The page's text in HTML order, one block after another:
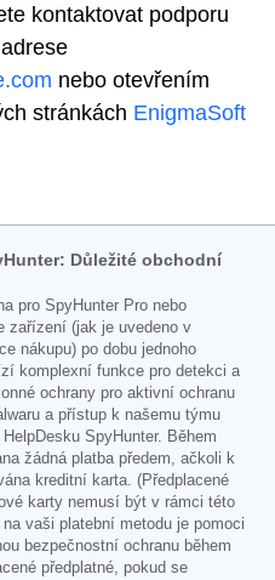
kontaktovat podporu
adrese
nebo otevřením
stránkách EnigmaSoft
Důležité obchodní
pro SpyHunter Pro nebo
zařízení (jak je uvedeno v
nákupu) po dobu jednoho
komplexní funkce pro detekci a
ochrany pro aktivní ochranu
a přístup k našemu týmu
SpyHunter. Během
žádná platba předem, ačkoli k
kreditní karta. (Předplacené
karty nemusí být v rámci této
vaši platební metodu je pomoci
bezpečnostní ochranu během
předplatné, pokud se